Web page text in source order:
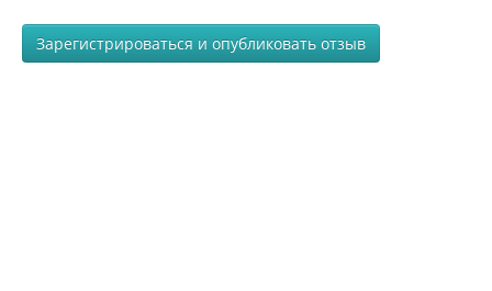
Зарегистрироваться и опубликовать отзыв